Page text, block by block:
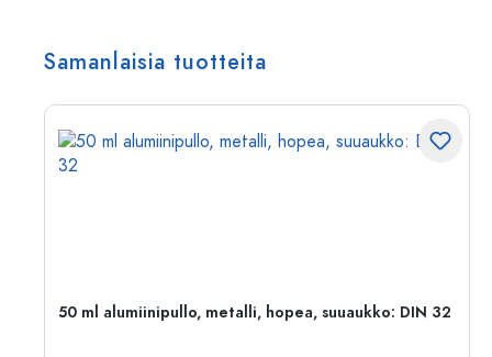
Samanlaisia tuotteita
50 ml alumiinipullo, metalli, hopea, suuaukko: DIN 32